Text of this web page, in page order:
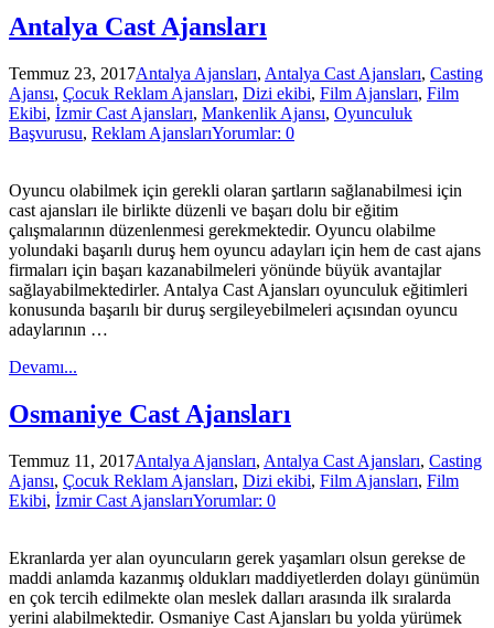
Antalya Cast Ajansları
Temmuz 23, 2017Antalya Ajansları, Antalya Cast Ajansları, Casting
Ajansı, Çocuk Reklam Ajansları, Dizi ekibi, Film Ajansları, Film
Ekibi, İzmir Cast Ajansları, Mankenlik Ajansı, Oyunculuk
Başvurusu, Reklam AjanslarıYorumlar: 0
Oyuncu olabilmek için gerekli olaran şartların sağlanabilmesi için
cast ajansları ile birlikte düzenli ve başarı dolu bir eğitim
çalışmalarının düzenlenmesi gerekmektedir. Oyuncu olabilme
yolundaki başarılı duruş hem oyuncu adayları için hem de cast ajans
firmaları için başarı kazanabilmeleri yönünde büyük avantajlar
sağlayabilmektedirler. Antalya Cast Ajansları oyunculuk eğitimleri
konusunda başarılı bir duruş sergileyebilmeleri açısından oyuncu
adaylarının …
Devamı...
Osmaniye Cast Ajansları
Temmuz 11, 2017Antalya Ajansları, Antalya Cast Ajansları, Casting
Ajansı, Çocuk Reklam Ajansları, Dizi ekibi, Film Ajansları, Film
Ekibi, İzmir Cast AjanslarıYorumlar: 0
Ekranlarda yer alan oyuncuların gerek yaşamları olsun gerekse de
maddi anlamda kazanmış oldukları maddiyetlerden dolayı günümün
en çok tercih edilmekte olan meslek dalları arasında ilk sıralarda
yerini alabilmektedir. Osmaniye Cast Ajansları bu yolda yürümek